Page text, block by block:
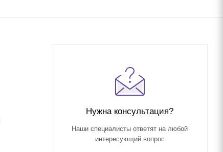
Нужна консультация?
Наши специалисты ответят на любой
интересующий вопрос